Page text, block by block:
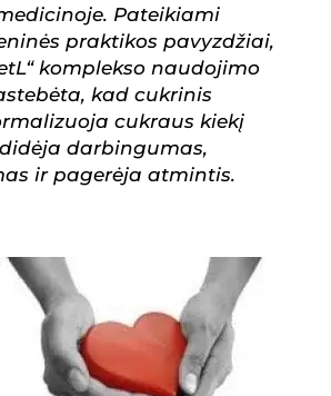
Pateikiami
praktikos pavyzdžiai,
komplekso naudojimo
kad cukrinis
cukraus kiekį
darbingumas,
ir pagerėja atmintis.